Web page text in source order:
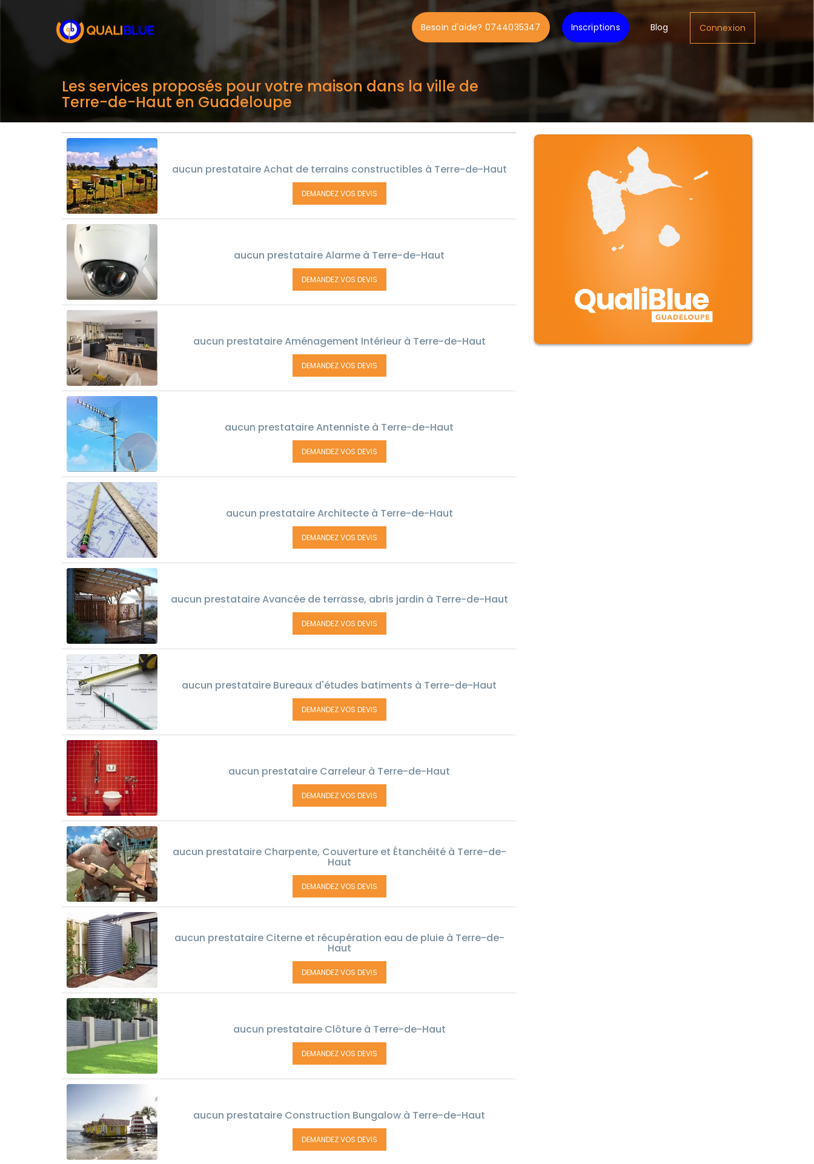
Besoin d'aide? 0744035347 Inscriptions Blog Connexion
Les services proposés pour votre maison dans la ville de
Terre-de-Haut en Guadeloupe
aucun prestataire Achat de terrains constructibles à Terre-de-Haut
DEMANDEZ VOS DEVIS
aucun prestataire Alarme à Terre-de-Haut
DEMANDEZ VOS DEVIS
aucun prestataire Aménagement Intérieur à Terre-de-Haut
DEMANDEZ VOS DEVIS
aucun prestataire Antenniste à Terre-de-Haut
DEMANDEZ VOS DEVIS
aucun prestataire Architecte à Terre-de-Haut
DEMANDEZ VOS DEVIS
aucun prestataire Avancée de terrasse, abris jardin à Terre-de-Haut
DEMANDEZ VOS DEVIS
aucun prestataire Bureaux d'études batiments à Terre-de-Haut
DEMANDEZ VOS DEVIS
aucun prestataire Carreleur à Terre-de-Haut
DEMANDEZ VOS DEVIS
aucun prestataire Charpente, Couverture et Étanchéité à Terre-de-
Haut
DEMANDEZ VOS DEVIS
aucun prestataire Citerne et récupération eau de pluie à Terre-de-
Haut
DEMANDEZ VOS DEVIS
aucun prestataire Clôture à Terre-de-Haut
DEMANDEZ VOS DEVIS
aucun prestataire Construction Bungalow à Terre-de-Haut
DEMANDEZ VOS DEVIS
QualiBlue